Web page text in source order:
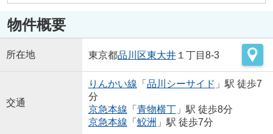
物件概要
所在地 東京都品川区東大井１丁目8‐3
交通
りんかい線 「 品川シーサイド 」駅 徒歩7
分
京急本線 「 青物横丁」駅 徒歩8分
京急本線 「 鮫洲 」駅 徒歩7分